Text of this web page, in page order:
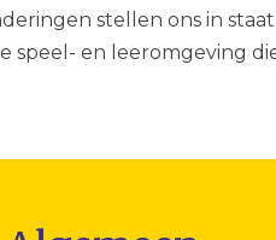
stellen ons in
speel- en leeromgeving